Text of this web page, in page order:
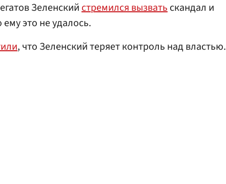
Зеленскийстремился вызватьскандал и
это не удалось.
, что Зеленский теряет контроль над властью.